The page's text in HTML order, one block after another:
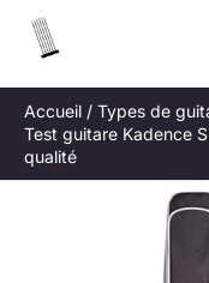
Accueil
Types de
Test guitare Kadence
qualité
h
e
r